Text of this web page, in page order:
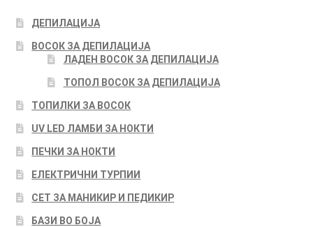
ДЕПИЛАЦИЈА
ВОСОК ЗА ДЕПИЛАЦИЈА
ЛАДЕН ВОСОК ЗА ДЕПИЛАЦИЈА
ТОПОЛ ВОСОК ЗА ДЕПИЛАЦИЈА
ТОПИЛКИ ЗА ВОСОК
UV LED ЛАМБИ ЗА НОКТИ
ПЕЧКИ ЗА НОКТИ
ЕЛЕКТРИЧНИ ТУРПИИ
СЕТ ЗА МАНИКИР И ПЕДИКИР
БАЗИ ВО БОЈА